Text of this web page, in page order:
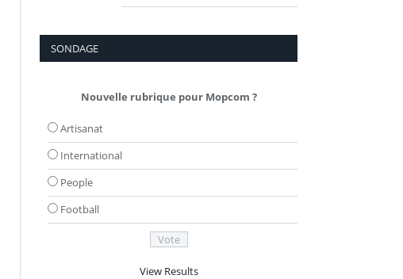
SONDAGE
Nouvelle rubrique pour Mopcom ?
Artisanat
International
People
Football
View Results